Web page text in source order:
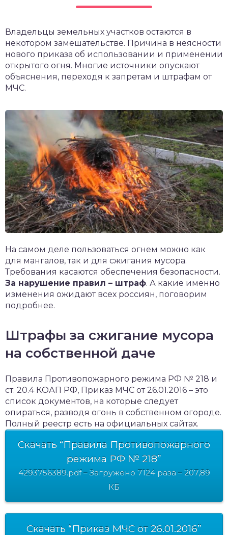
Владельцы земельных участков остаются в
некотором замешательстве. Причина в неясности
нового приказа об использовании и применении
открытого огня. Многие источники опускают
объяснения, переходя к запретам и штрафам от
МЧС.
На самом деле пользоваться огнем можно как
для мангалов, так и для сжигания мусора.
Требования касаются обеспечения безопасности.
За нарушение правил – штраф. А какие именно
изменения ожидают всех россиян, поговорим
подробнее.
Штрафы за сжигание мусора
на собственной даче
Правила Противопожарного режима РФ № 218 и
ст. 20.4 КОАП РФ, Приказ МЧС от 26.01.2016 – это
список документов, на которые следует
опираться, разводя огонь в собственном огороде.
Полный реестр есть на официальных сайтах.
Скачать “Правила Противопожарного
режима РФ № 218”
4293756389.pdf – Загружено 7124 раза – 207,89
КБ
Скачать “Приказ МЧС от 26.01.2016”
крыши и кровли
и уход